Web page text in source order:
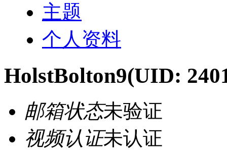
主题
个人资料
HolstBolton9(UID:
邮箱状态未验证
视频认证未认证